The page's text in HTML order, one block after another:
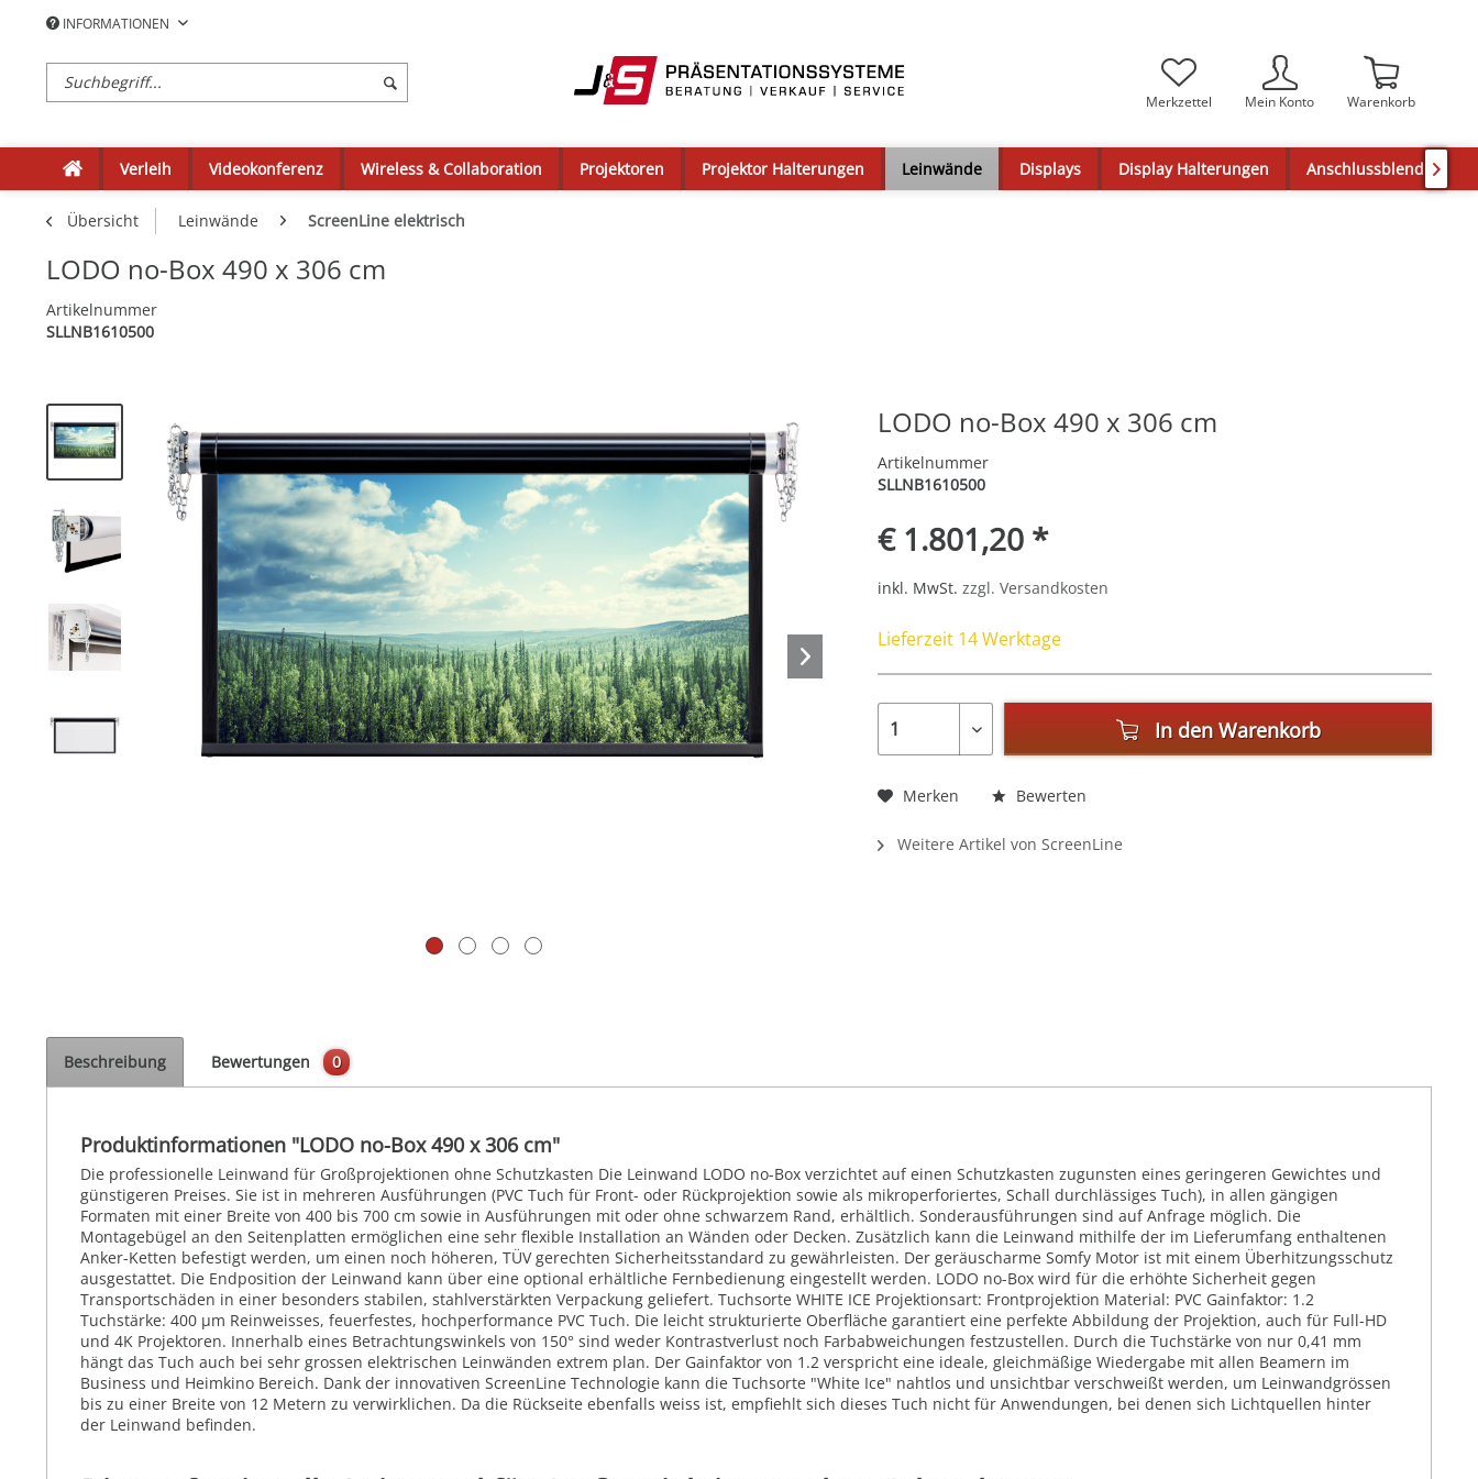
INFORMATIONEN
Merkzettel Mein Konto Warenkorb
Verleih Videokonferenz Wireless & Collaboration Projektoren Projektor Halterungen Leinwände Displays Display Halterungen Anschlussblenden

Übersicht Leinwände ScreenLine elektrisch
LODO no-Box 490 x 306 cm
Artikelnummer
SLLNB1610500
LODO no-Box 490 x 306 cm
Artikelnummer
SLLNB1610500
€ 1.801,20 *
inkl. MwSt. zzgl. Versandkosten
Lieferzeit 14 Werktage
In den Warenkorb
Merken Bewerten
Weitere Artikel von ScreenLine
Beschreibung Bewertungen 0
Produktinformationen "LODO no-Box 490 x 306 cm"
Die professionelle Leinwand für Großprojektionen ohne Schutzkasten Die Leinwand LODO no-Box verzichtet auf einen Schutzkasten zugunsten eines geringeren Gewichtes und
günstigeren Preises. Sie ist in mehreren Ausführungen (PVC Tuch für Front- oder Rückprojektion sowie als mikroperforiertes, Schall durchlässiges Tuch), in allen gängigen
Formaten mit einer Breite von 400 bis 700 cm sowie in Ausführungen mit oder ohne schwarzem Rand, erhältlich. Sonderausführungen sind auf Anfrage möglich. Die
Montagebügel an den Seitenplatten ermöglichen eine sehr flexible Installation an Wänden oder Decken. Zusätzlich kann die Leinwand mithilfe der im Lieferumfang enthaltenen
Anker-Ketten befestigt werden, um einen noch höheren, TÜV gerechten Sicherheitsstandard zu gewährleisten. Der geräuscharme Somfy Motor ist mit einem Überhitzungsschutz
ausgestattet. Die Endposition der Leinwand kann über eine optional erhältliche Fernbedienung eingestellt werden. LODO no-Box wird für die erhöhte Sicherheit gegen
Transportschäden in einer besonders stabilen, stahlverstärkten Verpackung geliefert. Tuchsorte WHITE ICE Projektionsart: Frontprojektion Material: PVC Gainfaktor: 1.2
Tuchstärke: 400 µm Reinweisses, feuerfestes, hochperformance PVC Tuch. Die leicht strukturierte Oberfläche garantiert eine perfekte Abbildung der Projektion, auch für Full-HD
und 4K Projektoren. Innerhalb eines Betrachtungswinkels von 150° sind weder Kontrastverlust noch Farbabweichungen festzustellen. Durch die Tuchstärke von nur 0,41 mm
hängt das Tuch auch bei sehr grossen elektrischen Leinwänden extrem plan. Der Gainfaktor von 1.2 verspricht eine ideale, gleichmäßige Wiedergabe mit allen Beamern im
Business und Heimkino Bereich. Dank der innovativen ScreenLine Technologie kann die Tuchsorte "White Ice" nahtlos und unsichtbar verschweißt werden, um Leinwandgrössen
bis zu einer Breite von 12 Metern zu verwirklichen. Da die Rückseite ebenfalls weiss ist, empfiehlt sich dieses Tuch nicht für Anwendungen, bei denen sich Lichtquellen hinter
der Leinwand befinden.